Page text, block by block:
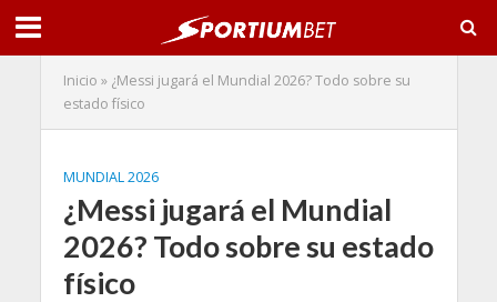
Inicio » ¿Messi jugará el Mundial 2026? Todo sobre su
estado físico
MUNDIAL 2026
¿Messi jugará el Mundial
2026? Todo sobre su estado
físico